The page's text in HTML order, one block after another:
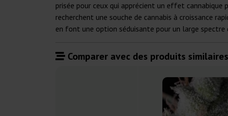
prisée pour ceux qui apprécient un effet
recherchent une souche de cannabis à croissance
en font une option séduisante pour un large spectre
Comparer avec des produits